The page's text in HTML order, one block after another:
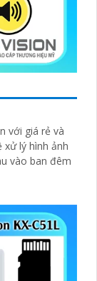
với giá rẻ và
vào ban đêm